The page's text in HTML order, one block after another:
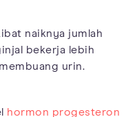
naiknya jumlah
bekerja lebih
urin.
hormon progesteron